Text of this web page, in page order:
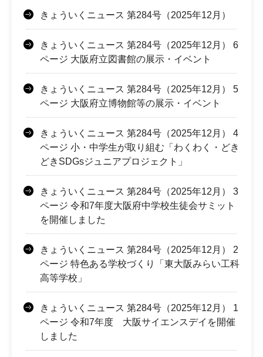
きょういくニュース 第284号（2025年12月）
きょういくニュース 第284号（2025年12月） 6
ページ 大阪府立図書館の展示・イベント
きょういくニュース 第284号（2025年12月） 5
ページ 大阪府立博物館等の展示・イベント
きょういくニュース 第284号（2025年12月） 4
ページ 小・中学生が取り組む「わくわく・どき
どきSDGsジュニアプロジェクト」
きょういくニュース 第284号（2025年12月） 3
ページ 令和7年度大阪府中学校生徒会サミット
を開催しました
きょういくニュース 第284号（2025年12月） 2
ページ 特色ある学校づくり「東大阪みらい工科
高等学校」
きょういくニュース 第284号（2025年12月） 1
ページ 令和7年度 大阪サイエンスデイを開催
しました